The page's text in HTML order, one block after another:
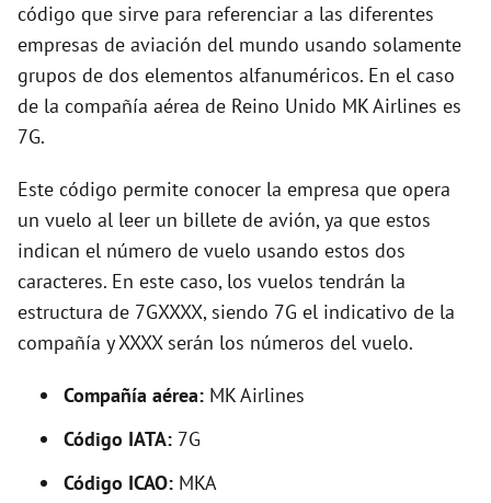
e
o
código que sirve para referenciar a las diferentes
empresas de aviación del mundo usando solamente
grupos de dos elementos alfanuméricos. En el caso
de la compañía aérea de Reino Unido MK Airlines es
7G.
Este código permite conocer la empresa que opera
un vuelo al leer un billete de avión, ya que estos
indican el número de vuelo usando estos dos
caracteres. En este caso, los vuelos tendrán la
estructura de 7GXXXX, siendo 7G el indicativo de la
compañía y XXXX serán los números del vuelo.
Compañía aérea: MK Airlines
Código IATA: 7G
Código ICAO: MKA